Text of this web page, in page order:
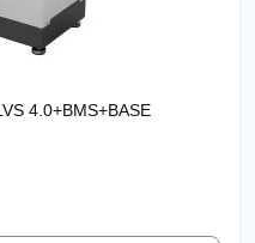
4.0+BMS+BASE